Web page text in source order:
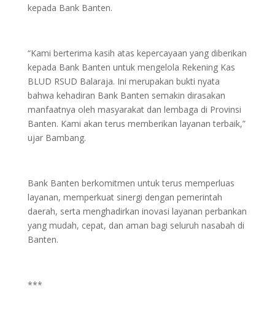
kepada Bank Banten.
“Kami berterima kasih atas kepercayaan yang diberikan
kepada Bank Banten untuk mengelola Rekening Kas
BLUD RSUD Balaraja. Ini merupakan bukti nyata
bahwa kehadiran Bank Banten semakin dirasakan
manfaatnya oleh masyarakat dan lembaga di Provinsi
Banten. Kami akan terus memberikan layanan terbaik,”
ujar Bambang.
Bank Banten berkomitmen untuk terus memperluas
layanan, memperkuat sinergi dengan pemerintah
daerah, serta menghadirkan inovasi layanan perbankan
yang mudah, cepat, dan aman bagi seluruh nasabah di
Banten.
***